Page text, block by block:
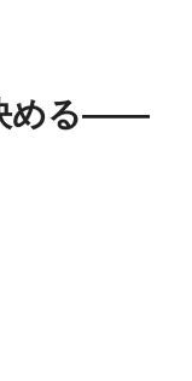
める——